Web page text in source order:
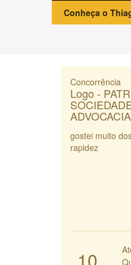
Conheça o
Concorrência
Logo -
ADVOCACIA
gostei muito
rapidez